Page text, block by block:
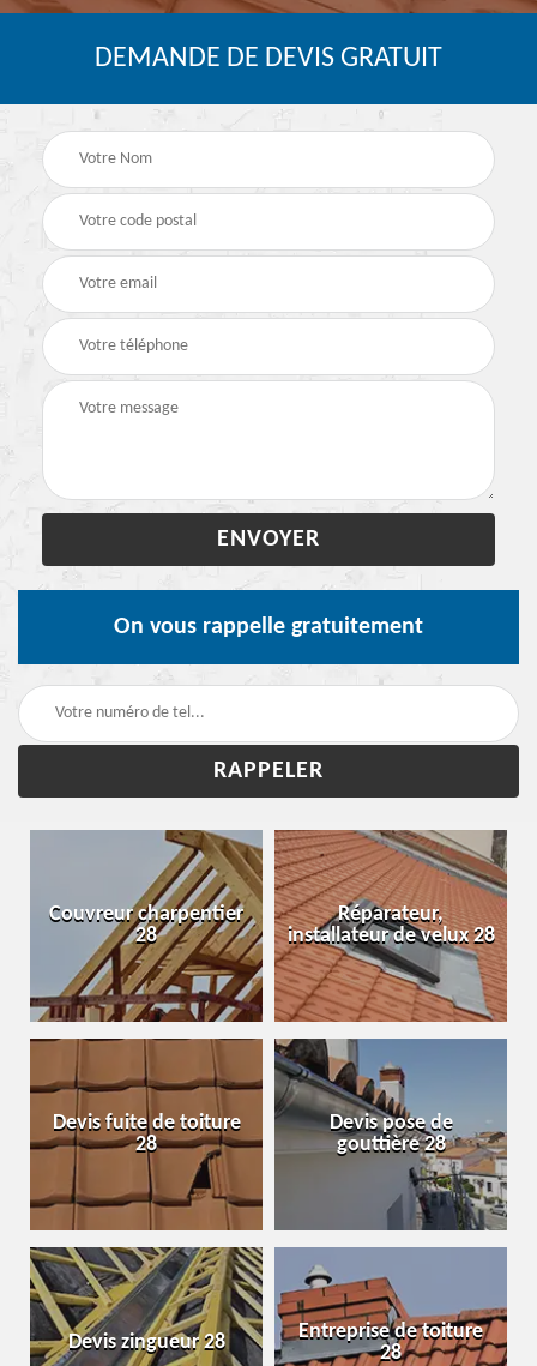
DEMANDE DE DEVIS GRATUIT
On vous rappelle gratuitement
Couvreur charpentier
28
Réparateur,
installateur de velux 28
Devis fuite de toiture
28
Devis pose de
gouttière 28
Devis zingueur 28
Entreprise de toiture
28